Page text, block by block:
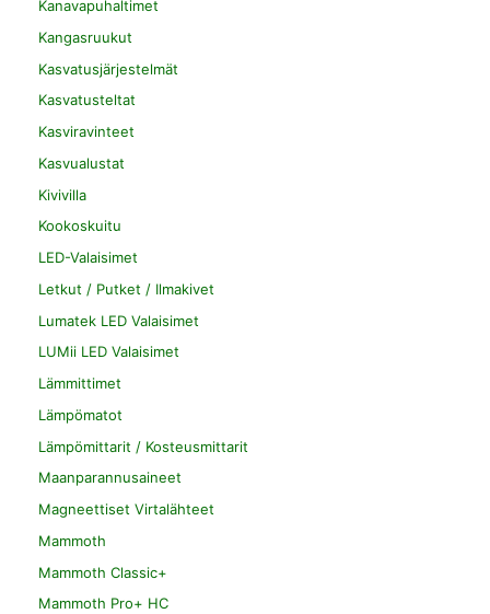
Kanavapuhaltimet
Kangasruukut
Kasvatusjärjestelmät
Kasvatusteltat
Kasviravinteet
Kasvualustat
Kivivilla
Kookoskuitu
LED-Valaisimet
Letkut / Putket / Ilmakivet
Lumatek LED Valaisimet
LUMii LED Valaisimet
Lämmittimet
Lämpömatot
Lämpömittarit / Kosteusmittarit
Maanparannusaineet
Magneettiset Virtalähteet
Mammoth
Mammoth Classic+
Mammoth Pro+ HC